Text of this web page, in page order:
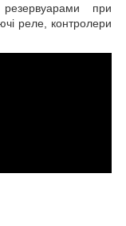
при
реле, контролери